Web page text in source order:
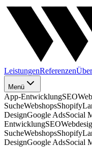
LeistungenReferenzen
Menü
App-EntwicklungSEO
SucheWebshopsShopify
DesignGoogle AdsSocial
EntwicklungSEO
SucheWebshopsShopify
DesignGoogle AdsSocial